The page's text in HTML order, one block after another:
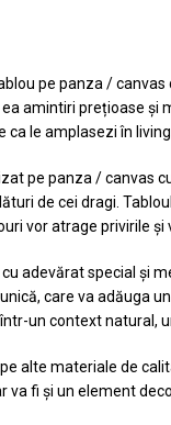
pe panza / canvas
amintiri prețioase și
ca le amplasezi în
pe panza / canvas
de cei dragi.
vor atrage privirile
adevărat special și
care va adăuga
un context natural,
alte materiale de
fi și un element